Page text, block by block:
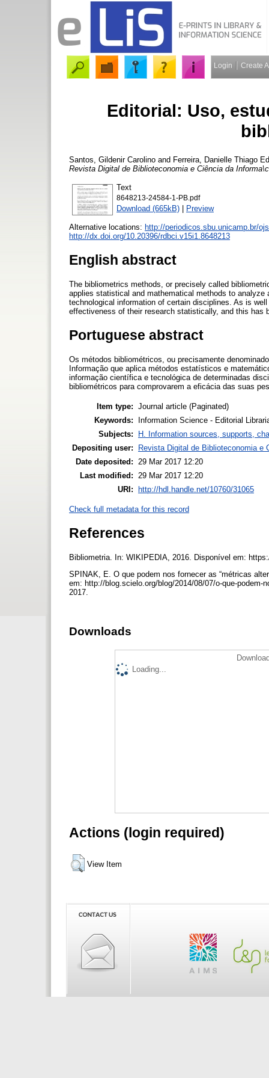
Login Create
Editorial: Uso,
Santos, Gildenir Carolino and Ferreira, Danielle Thiago
Revista Digital de Biblioteconomia e Ciência da
Text
8648213-24584-1-PB.pdf
Download (665kB) | Preview
Alternative locations: http://periodicos.sbu.unicamp.br/
http://dx.doi.org/10.20396/rdbci.v15i1.8648213
English abstract
The bibliometrics methods, or precisely called
applies statistical and mathematical methods to
technological information of certain disciplines. As is
effectiveness of their research statistically, and this has
Portuguese abstract
Os métodos bibliométricos, ou precisamente
Informação que aplica métodos estatísticos e
informação científica e tecnológica de determinadas
bibliométricos para comprovarem a eficácia das suas
Item type: Journal article (Paginated)
Keywords:
Information Science - Editorial
Subjects:
H. Information sources, supports,
Depositing user:
Revista Digital de Biblioteconomia e
Date deposited:
29 Mar 2017 12:20
Last modified:
29 Mar 2017 12:20
URI:
http://hdl.handle.net/10760/31065
Check full metadata for this record
References
Bibliometria. In: WIKIPEDIA, 2016. Disponível em:
SPINAK, E. O que podem nos fornecer as “métricas
em: http://blog.scielo.org/blog/2014/08/07/o-que-
2017.
Downloads
Loading...
Actions (login required)
View Item